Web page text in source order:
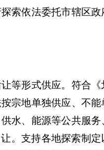
索依法委托市辖区政
等形式供应。符合《
宗地单独供应、不能
水、能源等公共服务
。支持各地探索制定